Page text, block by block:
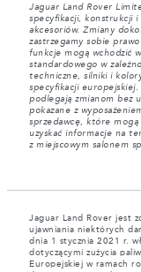
Jaguar Land Rover
specyfikacji, konstrukcji i
akcesoriów. Zmiany
zastrzegamy sobie
funkcje mogą wchodzić
standardowego w
techniczne, silniki i
specyfikacji
podlegają zmianom bez
pokazane z
sprzedawcę, które
uzyskać informacje na
z miejscowym salonem
Jaguar Land Rover jest
ujawniania niektórych
dnia 1 stycznia 2021 r.
dotyczącymi zużycia
Europejskiej w ramach